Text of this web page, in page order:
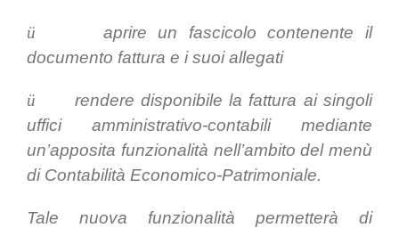
ü
aprire un fascicolo contenente il
documento fattura e i suoi allegati
ü
rendere disponibile la fattura ai singoli
uffici amministrativo-contabili mediante
un’apposita funzionalità nell’ambito del menù
di Contabilità Economico-Patrimoniale.
Tale nuova funzionalità permetterà di